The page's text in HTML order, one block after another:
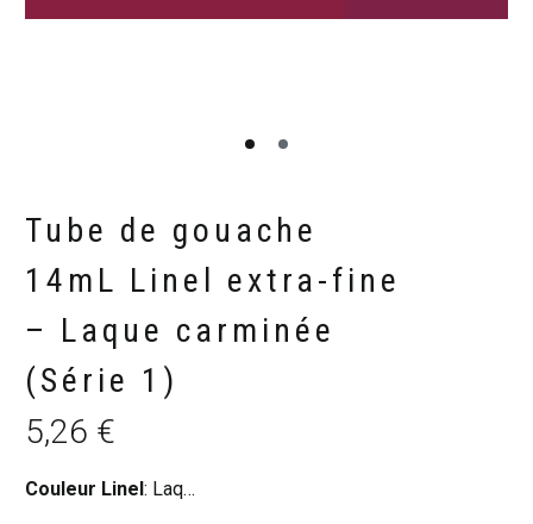
Tube de gouache
14mL Linel extra-fine
– Laque carminée
(Série 1)
5,26 €
Couleur Linel: Laque carminée (S1)